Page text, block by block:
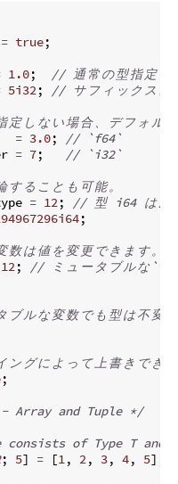
= true;
1.0; // 通 常の型指定
5i32; // サ フ ィ ッ クス に
定 し な い場 合 、 デフ ォ ル
= 3.0;
// `f64`
= 7;
// `i32`
す る こ と も 可能。
= 12; // 型 i64 は次
;
数は値 を 変 更 で き ま す。
12; // ミ ュ ー タ ブルな
ブルな 変数 で も 型は不 変
ン グに よ っ て上書 き で き
;
- Array and Tuple */
consists of Type T
; 5] = [1, 2, 3, 4, 5]